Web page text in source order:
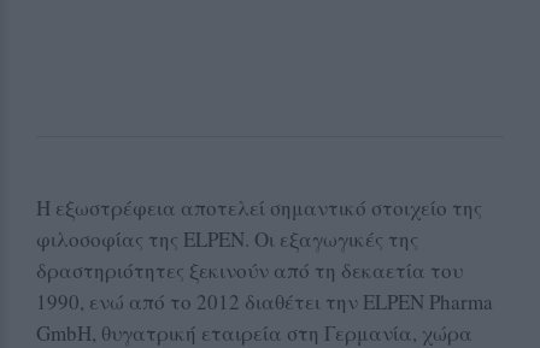
Η εξωστρέφεια αποτελεί σημαντικό στοιχείο της
φιλοσοφίας της ELPEN. Οι εξαγωγικές της
δραστηριότητες ξεκινούν από τη δεκαετία του
1990, ενώ από το 2012 διαθέτει την ELPEN Pharma
GmbH, θυγατρική εταιρεία στη Γερμανία, χώρα